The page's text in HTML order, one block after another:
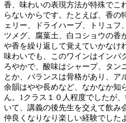
香、味わいの表現方法が特殊でこ
らないからです。たとえば、香の
ェリー、ドライハーブ、トリュフ
ツメグ、腐葉土、白コショウの香
や香を繰り返して覚えていかなけ
味わいでも、このワインはインパ
ろやかで、酸味はシャープ、タン
とか、バランスは骨格があり、ア
余韻はやや長めなど、なかなか知
ん。1クラス１０人程度でしたが
いて、講義の後先生を交えて飲み
仲良くなりなり楽しい経験でした